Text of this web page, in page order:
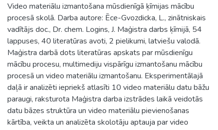
Video materiālu izmantošana mūsdienīgā ķīmijas mācību
procesā skolā. Darba autore: Ēce-Gvozdicka, L., zinātniskais
vadītājs doc., Dr. chem. Logins, J. Maģistra darbs ķīmijā, 54
lappuses, 40 literatūras avoti, 2 pielikumi, latviešu valodā.
Maģistra darbā dots literatūras apskats par mūsdienīgu
mācību procesu, multimediju vispārīgu izmantošanu mācību
procesā un video materiālu izmantošanu. Eksperimentālajā
daļā ir analizēti iepriekš atlasīti 10 video materiālu datu bāžu
paraugi, raksturota Maģistra darba izstrādes laikā veidotās
datu bāzes struktūra un video materiālu pievienošanas
kārtība, veikta un analizēta skolotāju aptauja par video